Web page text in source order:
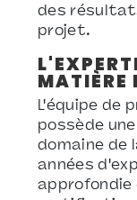
des
projet.
MATIÈRE
L'équipe de
possède
domaine de
années
approfondie